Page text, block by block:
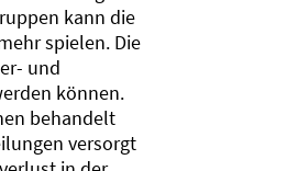
kann die
spielen. Die
und
können.
behandelt
versorgt